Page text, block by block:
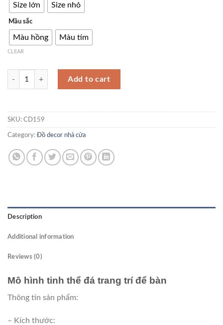
Size lớn Size nhỏ
Mầu sắc
Màu hồng Màu tím
CLEAR
Mô hình tinh thể đá trang trí để bàn CD159 quantity
Add to cart
SKU: CD159
Category: Đồ decor nhà cửa
Description
Additional information
Reviews (0)
Mô hình tinh thể đá trang trí để bàn
Thông tin sản phẩm:
– Kích thước: